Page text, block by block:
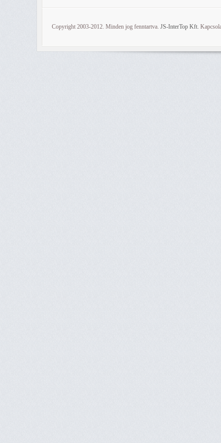
Copyright 2003-2012. Minden jog fenntartva. JS-InterTop Kft.